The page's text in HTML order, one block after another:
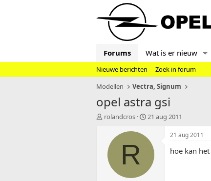
Forums Wat is er nieuw
Nieuwe berichten
Zoek in forum
Modellen
Vectra, Signum
opel astra gsi
T
rolandcros
S
r
a
21 aug 2011
R
21 aug 2011
hoe kan